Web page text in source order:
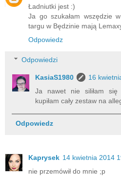
Ładniutki jest :)
Ja go szukałam wszędzie
targu w Będzinie mają
Odpowiedz
Odpowiedzi
KasiaS1980
16
Ja nawet nie siliłam się
kupiłam cały zestaw na
Odpowiedz
Kaprysek 14 kwietnia 2014
nie przemówił do mnie ;p